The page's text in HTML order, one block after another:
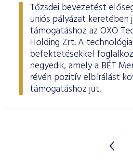
Tőzsdei bevezetést
uniós pályázat
támogatáshoz az OXO
Holding Zrt. A technológiai
befektetésekkel
negyedik, amely a BÉT
révén pozitív elbírálást
támogatáshoz jut.